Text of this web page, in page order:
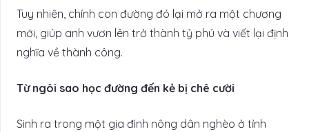
Tuy nhiên, chính con đường đó lại mở ra một chương
mới, giúp anh vươn lên trở thành tỷ phú và viết lại định
nghĩa về thành công.
Từ ngôi sao học đường đến kẻ bị chê cười
Sinh ra trong một gia đình nông dân nghèo ở tỉnh